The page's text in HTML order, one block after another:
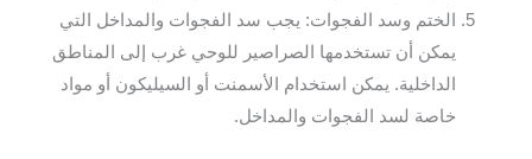
الختم وسد الفجوات: يجب سد الفجوات والمداخل التي
يمكن أن تستخدمها الصراصير للوحي غرب إلى المناطق
الداخلية. يمكن استخدام الأسمنت أو السيليكون أو مواد
خاصة لسد الفجوات والمداخل.